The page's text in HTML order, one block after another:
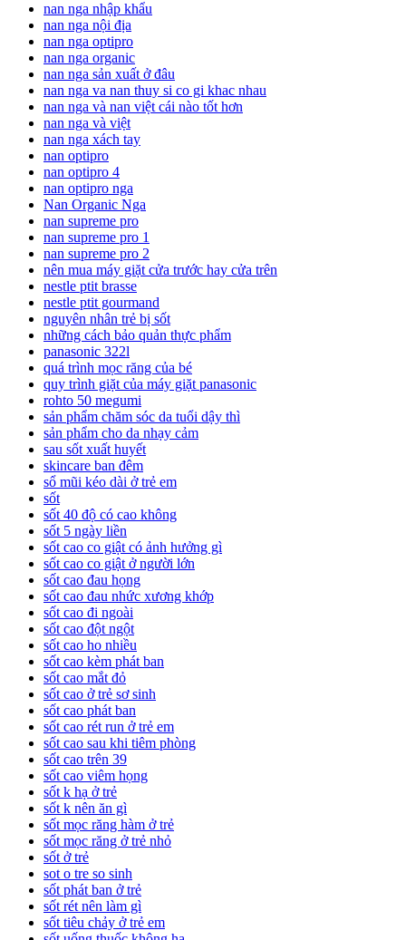
nan nga nhập khẩu
nan nga nội địa
nan nga optipro
nan nga organic
nan nga sản xuất ở đâu
nan nga va nan thuy si co gi khac nhau
nan nga và nan việt cái nào tốt hơn
nan nga và việt
nan nga xách tay
nan optipro
nan optipro 4
nan optipro nga
Nan Organic Nga
nan supreme pro
nan supreme pro 1
nan supreme pro 2
nên mua máy giặt cửa trước hay cửa trên
nestle ptit brasse
nestle ptit gourmand
nguyên nhân trẻ bị sốt
những cách bảo quản thực phẩm
panasonic 322l
quá trình mọc răng của bé
quy trình giặt của máy giặt panasonic
rohto 50 megumi
sản phẩm chăm sóc da tuổi dậy thì
sản phẩm cho da nhạy cảm
sau sốt xuất huyết
skincare ban đêm
sổ mũi kéo dài ở trẻ em
sốt
sốt 40 độ có cao không
sốt 5 ngày liền
sốt cao co giật có ảnh hưởng gì
sốt cao co giật ở người lớn
sốt cao đau họng
sốt cao đau nhức xương khớp
sốt cao đi ngoài
sốt cao đột ngột
sốt cao ho nhiều
sốt cao kèm phát ban
sốt cao mắt đỏ
sốt cao ở trẻ sơ sinh
sốt cao phát ban
sốt cao rét run ở trẻ em
sốt cao sau khi tiêm phòng
sốt cao trên 39
sốt cao viêm họng
sốt k hạ ở trẻ
sốt k nên ăn gì
sốt mọc răng hàm ở trẻ
sốt mọc răng ở trẻ nhỏ
sốt ở trẻ
sot o tre so sinh
sốt phát ban ở trẻ
sốt rét nên làm gì
sốt tiêu chảy ở trẻ em